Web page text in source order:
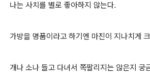
나는 사치를 별로 좋아하지 않는다.
가방을 명품이라고 하기엔 마진이 지나치게
개나 소나 들고 다녀서 쪽팔리지는 않은지 궁